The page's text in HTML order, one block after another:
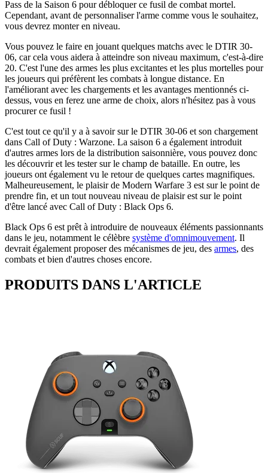
Pass de la Saison 6 pour débloquer ce fusil de combat mortel.
Cependant, avant de personnaliser l'arme comme vous le souhaitez,
vous devrez monter en niveau.
Vous pouvez le faire en jouant quelques matchs avec le DTIR 30-
06, car cela vous aidera à atteindre son niveau maximum, c'est-à-dire
20. C'est l'une des armes les plus excitantes et les plus mortelles pour
les joueurs qui préfèrent les combats à longue distance. En
l'améliorant avec les chargements et les avantages mentionnés ci-
dessus, vous en ferez une arme de choix, alors n'hésitez pas à vous
procurer ce fusil !
C'est tout ce qu'il y a à savoir sur le DTIR 30-06 et son chargement
dans Call of Duty : Warzone. La saison 6 a également introduit
d'autres armes lors de la distribution saisonnière, vous pouvez donc
les découvrir et les tester sur le champ de bataille. En outre, les
joueurs ont également vu le retour de quelques cartes magnifiques.
Malheureusement, le plaisir de Modern Warfare 3 est sur le point de
prendre fin, et un tout nouveau niveau de plaisir est sur le point
d'être lancé avec Call of Duty : Black Ops 6.
Black Ops 6 est prêt à introduire de nouveaux éléments passionnants
dans le jeu, notamment le célèbre système d'omnimouvement. Il
devrait également proposer des mécanismes de jeu, des armes, des
combats et bien d'autres choses encore.
PRODUITS DANS L'ARTICLE